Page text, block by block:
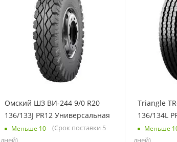
Омский ШЗ ВИ-244 9/0 R20
136/133J PR12 Универсальная
Меньше 10
(Срок поставки 5
Triangle
136/134L
Меньше